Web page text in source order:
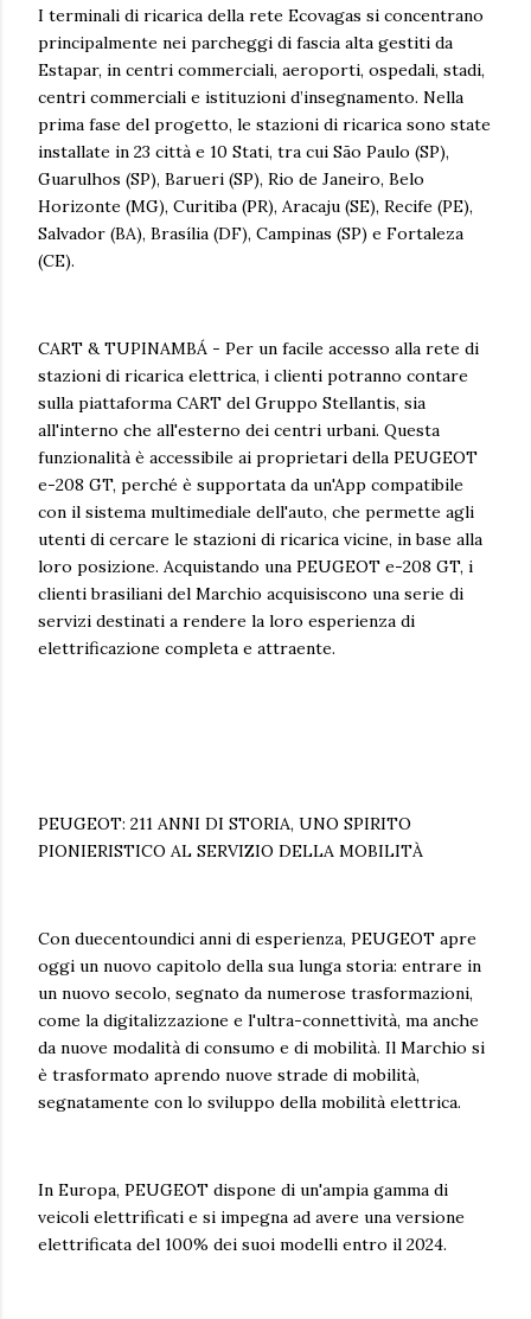
I terminali di ricarica della rete Ecovagas si concentrano
principalmente nei parcheggi di fascia alta gestiti da
Estapar, in centri commerciali, aeroporti, ospedali, stadi,
centri commerciali e istituzioni d’insegnamento. Nella
prima fase del progetto, le stazioni di ricarica sono state
installate in 23 città e 10 Stati, tra cui São Paulo (SP),
Guarulhos (SP), Barueri (SP), Rio de Janeiro, Belo
Horizonte (MG), Curitiba (PR), Aracaju (SE), Recife (PE),
Salvador (BA), Brasília (DF), Campinas (SP) e Fortaleza
(CE).
CART & TUPINAMBÁ - Per un facile accesso alla rete di
stazioni di ricarica elettrica, i clienti potranno contare
sulla piattaforma CART del Gruppo Stellantis, sia
all'interno che all'esterno dei centri urbani. Questa
funzionalità è accessibile ai proprietari della PEUGEOT
e-208 GT, perché è supportata da un'App compatibile
con il sistema multimediale dell'auto, che permette agli
utenti di cercare le stazioni di ricarica vicine, in base alla
loro posizione. Acquistando una PEUGEOT e-208 GT, i
clienti brasiliani del Marchio acquisiscono una serie di
servizi destinati a rendere la loro esperienza di
elettrificazione completa e attraente.
PEUGEOT: 211 ANNI DI STORIA, UNO SPIRITO
PIONIERISTICO AL SERVIZIO DELLA MOBILITÀ
Con duecentoundici anni di esperienza, PEUGEOT apre
oggi un nuovo capitolo della sua lunga storia: entrare in
un nuovo secolo, segnato da numerose trasformazioni,
come la digitalizzazione e l'ultra-connettività, ma anche
da nuove modalità di consumo e di mobilità. Il Marchio si
è trasformato aprendo nuove strade di mobilità,
segnatamente con lo sviluppo della mobilità elettrica.
In Europa, PEUGEOT dispone di un'ampia gamma di
veicoli elettrificati e si impegna ad avere una versione
elettrificata del 100% dei suoi modelli entro il 2024.